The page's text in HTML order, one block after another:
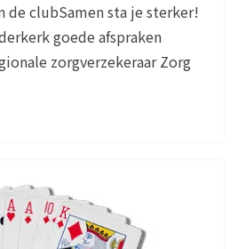
de clubSamen sta je sterker!
goede afspraken
zorgverzekeraar Zorg